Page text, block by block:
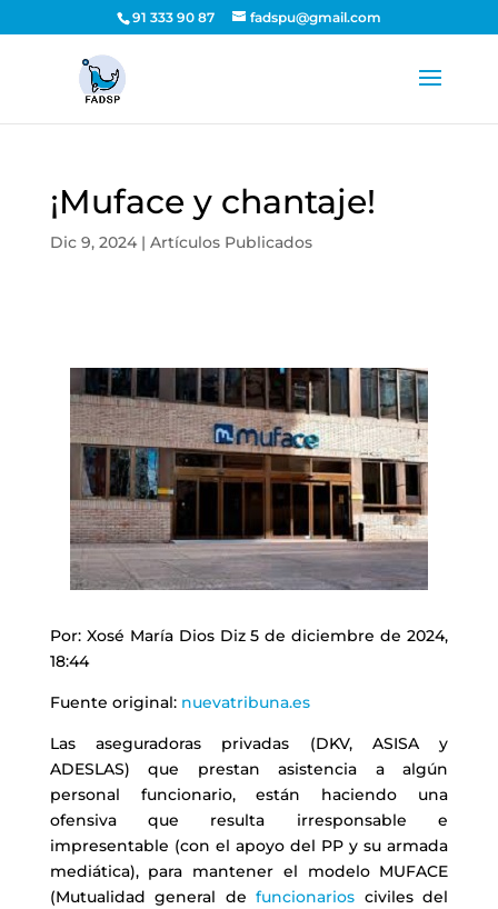
91 333 90 87 fadspu@gmail.com
¡Muface y chantaje!
Dic 9, 2024| Artículos Publicados
Por: Xosé María Dios Diz 5 de diciembre de 2024,
18:44
Fuente original: nuevatribuna.es
Las aseguradoras privadas (DKV, ASISA y
ADESLAS) que prestan asistencia a algún
personal funcionario, están haciendo una
ofensiva que resulta irresponsable e
impresentable (con el apoyo del PP y su armada
mediática), para mantener el modelo MUFACE
(Mutualidad general defuncionarios civiles del